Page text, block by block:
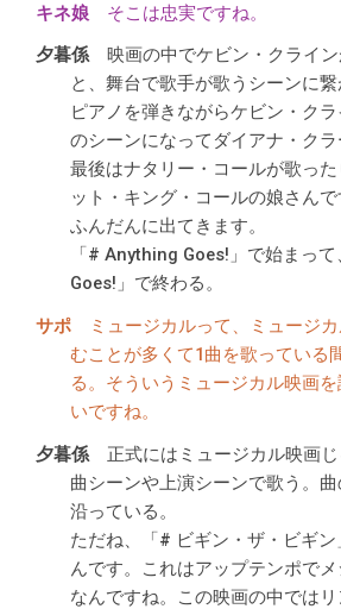
そこは忠実ですね。
映画の中でケビン・クライ
と、舞台で歌手が歌うシーンに
ピアノを弾きながらケビン・ク
のシーンになってダイアナ・クラ
最後はナタリー・コールが歌っ
ット・キング・コールの娘さん
ふんだんに出てきます。
「# Anything Goes!」で始まっ
Goes!」で終わる。
ミュージカルって、ミュージ
むことが多くて1曲を歌っている
る。そういうミュージカル映画
いですね。
正式にはミュージカル映画
曲シーンや上演シーンで歌う。
沿っている。
ただね、「# ビギン・ザ・ビギ
んです。これはアップテンポで
なんですね。この映画の中では